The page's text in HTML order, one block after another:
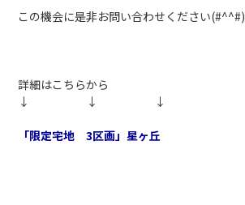
この機会に是非お問い合わせください(#^^#)
詳細はこちらから
↓ ↓ ↓
「限定宅地 3区画」星ヶ丘